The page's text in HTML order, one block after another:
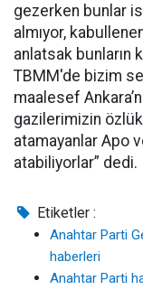
gezerken bunlar
almıyor,
anlatsak bunların
TBMM'de bizim
maalesef
gazilerimizin
atamayanlar Apo
atabiliyorlar” dedi.
Etiketler :
Anahtar Parti
haberleri
Anahtar Parti